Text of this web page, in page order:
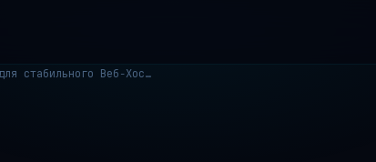
CloudLinux: Оптимизация ресурсов для стабильного Веб-Хостинга